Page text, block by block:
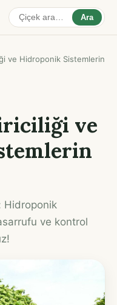
Ara
ve Hidroponik Sistemlerin
ve
Hidroponik
ve kontrol